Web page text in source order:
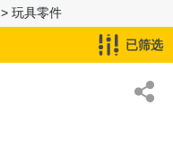
> 玩具零件
已筛选